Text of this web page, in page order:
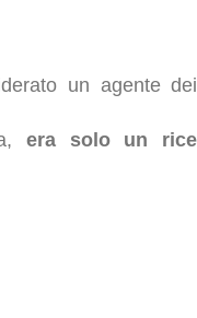
un agente
era solo un